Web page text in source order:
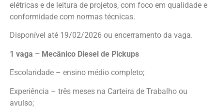
elétricas e de leitura de projetos, com foco em qualidade e
conformidade com normas técnicas.
Disponível até 19/02/2026 ou encerramento da vaga.
1 vaga – Mecânico Diesel de Pickups
Escolaridade – ensino médio completo;
Experiência – três meses na Carteira de Trabalho ou
avulso;